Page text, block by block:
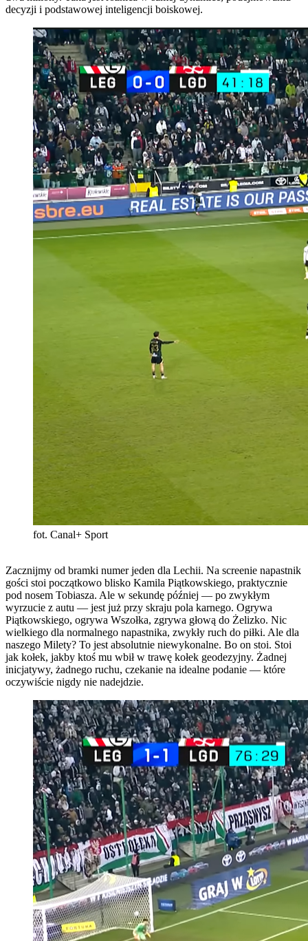
decyzji i podstawowej inteligencji boiskowej.
fot. Canal+ Sport
Zacznijmy od bramki numer jeden dla Lechii. Na screenie napastnik
gości stoi początkowo blisko Kamila Piątkowskiego, praktycznie
pod nosem Tobiasza. Ale w sekundę później — po zwykłym
wyrzucie z autu — jest już przy skraju pola karnego. Ogrywa
Piątkowskiego, ogrywa Wszołka, zgrywa głową do Żelizko. Nic
wielkiego dla normalnego napastnika, zwykły ruch do piłki. Ale dla
naszego Milety? To jest absolutnie niewykonalne. Bo on stoi. Stoi
jak kołek, jakby ktoś mu wbił w trawę kołek geodezyjny. Żadnej
inicjatywy, żadnego ruchu, czekanie na idealne podanie — które
oczywiście nigdy nie nadejdzie.